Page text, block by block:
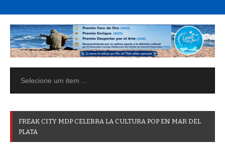
FREAK CITY MDP CELEBRA LA CULTURA POP EN MAR DEL
PLATA